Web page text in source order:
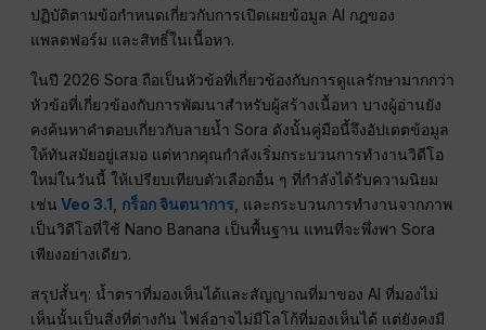
ปฏิบัติตามข้อกำหนดเกี่ยวกับการเปิดเผยข้อมูล AI กฎของ
แพลตฟอร์ม และสิทธิ์ในเนื้อหา.
ในปี 2026 Sora ถือเป็นหัวข้อที่เกี่ยวข้องกับการดูแลรักษามากกว่า
หัวข้อที่เกี่ยวข้องกับการพัฒนาสำหรับผู้สร้างเนื้อหา บางผู้อ่านยัง
คงค้นหาคำตอบเกี่ยวกับลายน้ำ Sora ดังนั้นคู่มือนี้จึงอัปเดตข้อมูล
ให้ทันสมัยอยู่เสมอ แต่หากคุณกำลังเริ่มกระบวนการทำงานวิดีโอ
ใหม่ในวันนี้ ให้เปรียบเทียบตัวเลือกอื่น ๆ ที่กำลังได้รับความนิยม
เช่น Veo 3.1 กร็อก จินตนาการ , และกระบวนการทำงานจากภาพ
เป็นวิดีโอที่ใช้ Nano Banana เป็นพื้นฐาน แทนที่จะพึ่งพา Sora
เพียงอย่างเดียว.
สรุปสั้นๆ: น้ำตราที่มองเห็นได้และสัญญาณที่มาของ AI ที่มองไม่
เห็นนั้นเป็นสิ่งที่ต่างกัน ไฟล์อาจไม่มีโลโก้ที่มองเห็นได้ แต่ยังคงมี